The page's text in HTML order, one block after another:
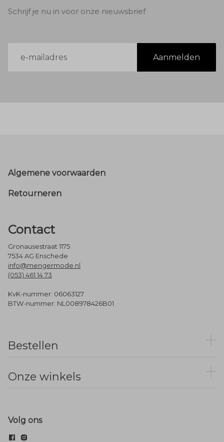
Schrijf je nu in voor onze nieuwsbrief
mailadres
Aanmelden
Footer
Algemene voorwaarden
Retourneren
Contact
Gronausestraat 1175
7534 AG Enschede
info@mengermode.nl
(053) 461 14 73
KvK-nummer: 06063127
BTW-nummer: NL008978426B01
Bestellen
Onze winkels
Volg ons